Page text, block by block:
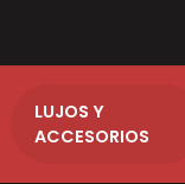
LUJOS Y
ACCESORIOS